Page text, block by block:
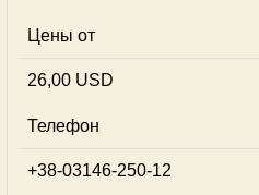
Цены от
26,00 USD
Телефон
+38-03146-250-12